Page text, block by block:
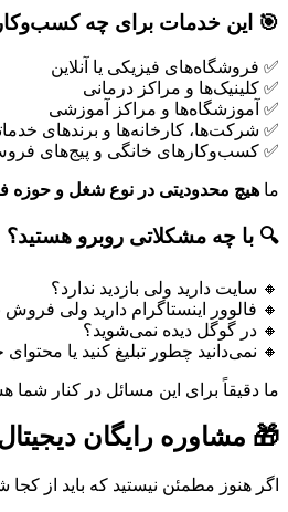
🎯 این خدمات برای چه
✅ فروشگاه‌های فیزیکی یا آنلاین
✅ کلینیک‌ها و مراکز درمانی
✅ آموزشگاه‌ها و مراکز
آموزشی
✅ شرکت‌ها، کارخانه‌ها و برندهای
✅ کسب‌وکارهای خانگی و پیج‌های
ما هیچ محدودیتی در نوع شغل و حوزه
🔍 با چه مشکلاتی روبرو هستید؟
🔸 سایت دارید ولی بازدید ندارد؟
🔸 فالوور اینستاگرام دارید ولی فروش
🔸 در گوگل دیده نمی‌شوید؟
🔸 نمی‌دانید چطور تبلیغ کنید یا محتوای
ما دقیقاً برای این مسائل در کنار شما
🎁 مشاوره رایگان
اگر هنوز مطمئن نیستید که باید از کجا